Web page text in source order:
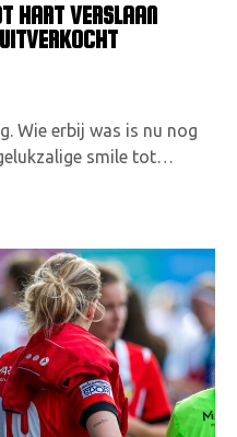
HART VERSLAAN
Wie erbij was is nu nog
smile tot…